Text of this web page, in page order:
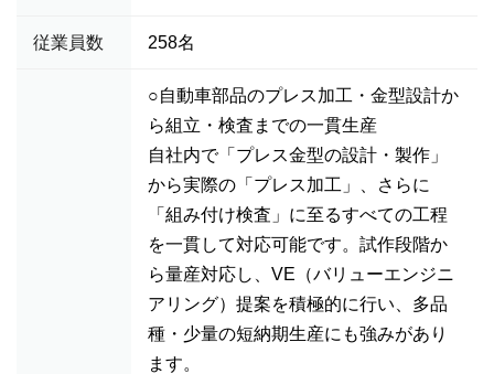
従業員数 258名
○自動車部品のプレス加工・金型設計か
ら組立・検査までの一貫生産
自社内で「プレス金型の設計・製作」
から実際の「プレス加工」、さらに
「組み付け検査」に至るすべての工程
を一貫して対応可能です。試作段階か
ら量産対応し、VE（バリューエンジニ
アリング）提案を積極的に行い、多品
種・少量の短納期生産にも強みがあり
ます。